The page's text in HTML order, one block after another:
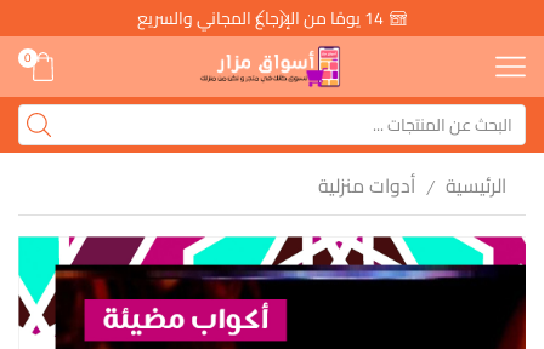
14 يومًا من الإرجاع المجاني والسريع
0
الرئيسية / أدوات منزلية